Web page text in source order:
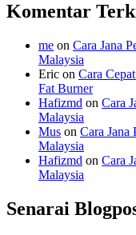
Komentar
me on Cara Jana
Malaysia
Eric on Cara
Fat Burner
Hafizmd on Cara
Malaysia
Mus on Cara Jana
Malaysia
Hafizmd on Cara
Malaysia
Senarai